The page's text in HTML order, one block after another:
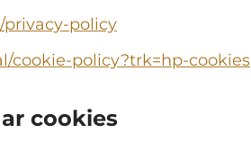
privacy-policy
cookie-policy?trk=hp-cookies
cookies